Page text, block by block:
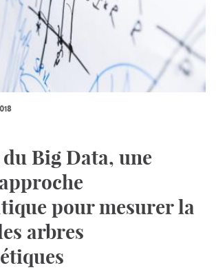
du Big Data, une
pour mesurer la
arbres